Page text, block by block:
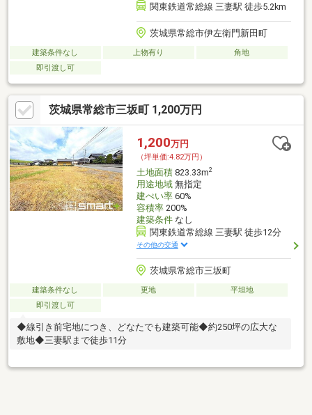
関東鉄道常総線 三妻駅 徒歩5.2km
茨城県常総市伊左衛門新田町
建築条件なし 上物有り
角地
即引渡し可
茨城県常総市三坂町 1,200万円
1,200万円
（坪単価:4.82万円）
土地面積823.33m2
用途地域無指定
建ぺい率60%
容積率200%
建築条件なし
関東鉄道常総線 三妻駅 徒歩12分
その他の交通
茨城県常総市三坂町
建築条件なし 更地
平坦地
即引渡し可
◆線引き前宅地につき、どなたでも建築可能◆約250坪の広大な
敷地◆三妻駅まで徒歩11分